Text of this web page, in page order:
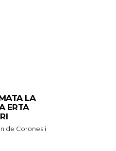
LA
ERTA
de Corones i